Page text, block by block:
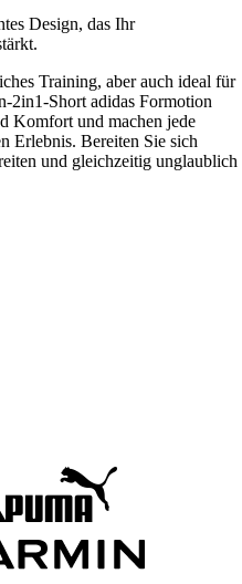
Design, das Ihr
Training, aber auch ideal für
2in1-Short adidas Formotion
Komfort und machen jede
Erlebnis. Bereiten Sie sich
und gleichzeitig unglaublich